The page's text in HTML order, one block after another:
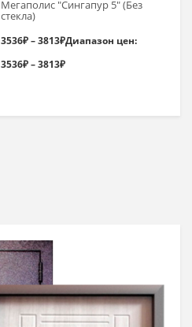
Мегаполис "Сингапур 5" (Без
стекла)
3536₽–3813₽Диапазон цен:
3536₽ – 3813₽